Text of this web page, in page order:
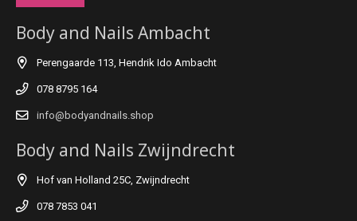
Body and Nails Ambacht
Perengaarde 113, Hendrik Ido Ambacht
078 8795 164
info@bodyandnails.shop
Body and Nails Zwijndrecht
Hof van Holland 25C, Zwijndrecht
078 7853 041